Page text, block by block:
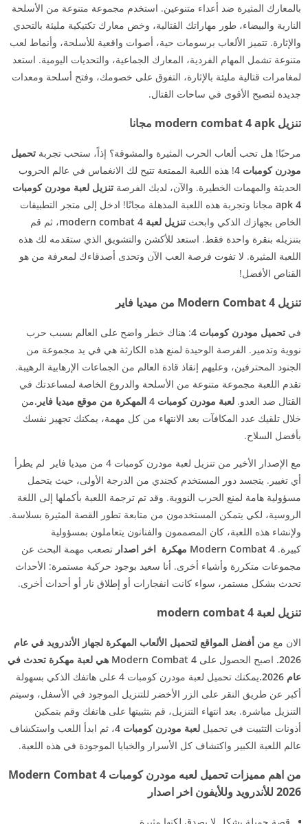
بالمعارك المثيرة ضد أعداء متنوعين. استخدم مجموعة متنوعة من الأسلحة
النارية والبيضاء، طور مهاراتك القتالية، وخض معارك تكتيكية مليئة بالتحدي
والإثارة. تتميز الألعاب برسومات حية، أصوات واقعية للأسلحة، وأنماط لعب
متنوعة تشمل المهام الفردية، المعارك الجماعية، والتحديات اليومية. استعد
لمغامرات قتالية مليئة بالإثارة، التفوق على خصومك، وفتح أسلحة ومعدات
جديدة لتصبح الأقوى في ساحات القتال.
تنزيل modern combat 4 apk مجانا
مرحبًا! هل تحب ألعاب الحرب المثيرة والمشوقة؟ إذاً، ستحب تجربة تحميل
مودرن كومبات 4
! هذه اللعبة الممتعة تتيح لك الانغماس في عالم الحروب
الحديثة والمهمات الخطيرة. والآن، لديك الفرصة تنزيل لعبة مودرن كومبات
4 apk
مجانا وتجربة هذه اللعبة المذهلة مجانًا! ادخل إلى متجر التطبيقات
الخاص بجهازك الذكي وابحث تنزيل لعبة modern combat 4
، ثم قم
بتنزيله بنقرة واحدة فقط. استعد للأكشن والتشويق الذي ستقدمه لك هذه
اللعبة المثيرة. لا تفوت فرصة العب الآن وتحدى أصدقاءك لمعرفة من هو
القناص الأفضل!
تنزيل Modern Combat 4 من ميديا فاير
في تحميل مودرن كومبات 4
: هناك خطر واضح على العالم بسبب حرب
نووية وتدمير. الفرصة الوحيدة لمنع هذه الكارثة هي في يد مجموعة من
الجنود المحترفين، وعليهم إنقاذ قادة العالم من الجماعات الإرهابية الرهيبة.
تقدم اللعبة مجموعة متنوعة من الأسلحة والدروع الخاصة لمساعدتك في
القتال ضد العدو. لعبة مودرن كومبات 4 المهكرة من موقع ميديا فاير.من
خلال تلقيك عدد المكافآت بعد الانتهاء من كل مهمة، يمكنك تجهيز نفسك
بأفضل السلاح.
مع الإصدار الأخير من تنزيل لعبة مودرن كومبات 4 من ميديا فاير
لم يطرأ
أي تغيير. يتجسد دور المستخدم كجندي من الدرجة الأولى، حيث يتحمل
مسؤولية هامة لمنع الحرب النووية. وقد تم ترجمة اللعبة بأكملها إلى اللغة
الروسية، لكي يتمكن المستخدمون من متابعة تطور القصة المثيرة بسلاسة.
ولإنشاء هذه اللعبة، كان المصممون والفنانون يتعاملون بمسؤولية
كبيرة.
تصعب مهمة البحث عن
مجموعات متكررة وأشياء أخرى. أنا سعيد بوجود حركية مستمرة: الأحداث
تحدث بشكل مستمر، سواء كانت انفجارات أو إطلاق نار أو أحداث أخرى.
تنزيل لعبة modern combat 4
الان مع من أفضل المواقع لتحميل الألعاب المهكرة لجهاز الأندرويد في عام
2026. اصبح الحصول على
Modern Combat 4 هي لعبة مهكرة تحدث في
عام 2026.
يمكنك تحميل لعبة مودرن كومبات 4 على هاتفك الذكي بسهولة
أكبر عن طريق النقر على الزر الأخضر للتنزيل الموجود في الأسفل، وسيتم
التنزيل مباشرة. بعد انتهاء التنزيل، قم بتثبيتها على هاتفك وقم بتمكين
أذونات التثبيت في تحميل لعبة مودرن كومبات 4
، ثم ابدأ اللعب واستكشاف
عالم اللعبة الكبير واكتشاف كل الأسرار والخبايا الموجودة في هذه اللعبة.
من اهم مميزات تحميل لعبه مودرن كومبات Modern Combat 4
2026 للأندرويد وللأيفون اخر اصدار
قصة جميلة بشكل لا يصدق لكنها مثيرة.